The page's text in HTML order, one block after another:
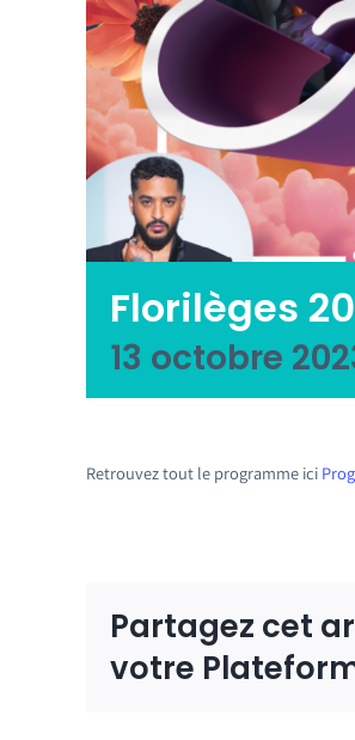
Florilèges
13 octobre
Retrouvez tout le programme ici
Partagez cet
votre